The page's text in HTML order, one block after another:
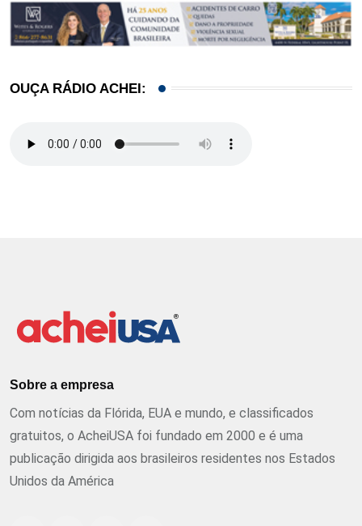
OUÇA RÁDIO ACHEI:
Sobre a empresa
Com notícias da Flórida, EUA e mundo, e classificados
gratuitos, o AcheiUSA foi fundado em 2000 e é uma
publicação dirigida aos brasileiros residentes nos Estados
Unidos da América